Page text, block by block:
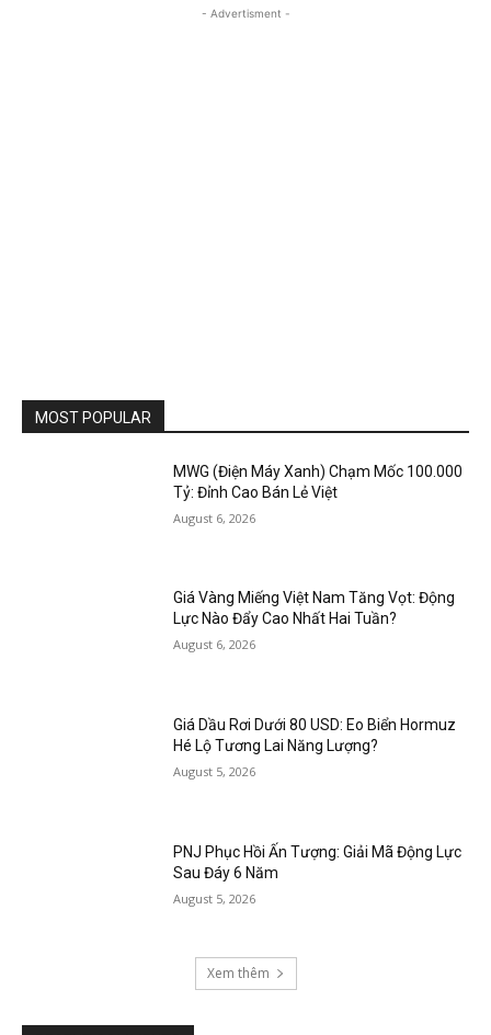
- Advertisment -
MOST POPULAR
MWG (Điện Máy Xanh) Chạm Mốc 100.000
Tỷ: Đỉnh Cao Bán Lẻ Việt
August 6, 2026
Giá Vàng Miếng Việt Nam Tăng Vọt: Động
Lực Nào Đẩy Cao Nhất Hai Tuần?
August 6, 2026
Giá Dầu Rơi Dưới 80 USD: Eo Biển Hormuz
Hé Lộ Tương Lai Năng Lượng?
August 5, 2026
PNJ Phục Hồi Ấn Tượng: Giải Mã Động Lực
Sau Đáy 6 Năm
August 5, 2026
Xem thêm